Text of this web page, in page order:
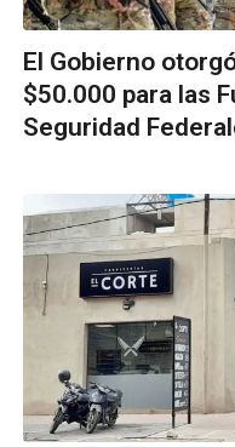
El Gobierno
$50.000 para las
Seguridad